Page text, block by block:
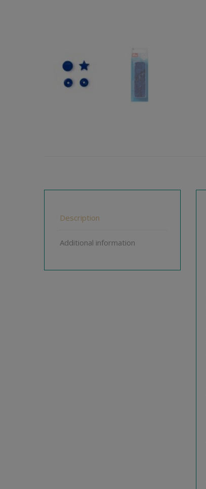
Description
Additional information